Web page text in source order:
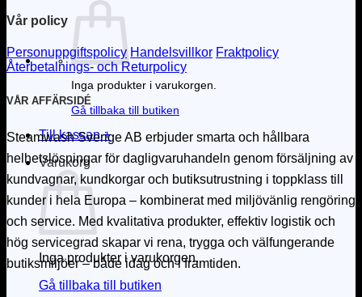
Inga produkter i varukorgen.
Gå tillbaka till butiken
Till kassan +
Varukorg
Inga produkter i varukorgen.
Gå tillbaka till butiken
Vår policy
Personuppgiftspolicy Handelsvillkor Fraktpolicy
Återbetalnings- och Returpolicy
VÅR AFFÄRSIDÉ
Steamwash Sverige AB erbjuder smarta och hållbara
helhetslösningar för dagligvaruhandeln genom försäljning av
kundvagnar, kundkorgar och butiksutrustning i toppklass till
kunder i hela Europa – kombinerat med miljövänlig rengöring
och service. Med kvalitativa produkter, effektiv logistik och
hög servicegrad skapar vi rena, trygga och välfungerande
butiksmiljöer – både idag och i framtiden.